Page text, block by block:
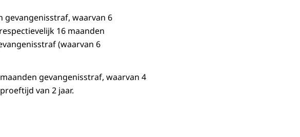
gevangenisstraf, waarvan 6
16 maanden
(waarvan 6
gevangenisstraf, waarvan 4
van 2 jaar.